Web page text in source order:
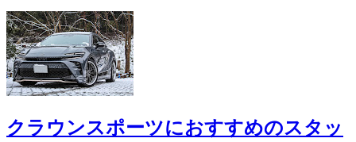
クラウンスポーツにおすすめのスタッ